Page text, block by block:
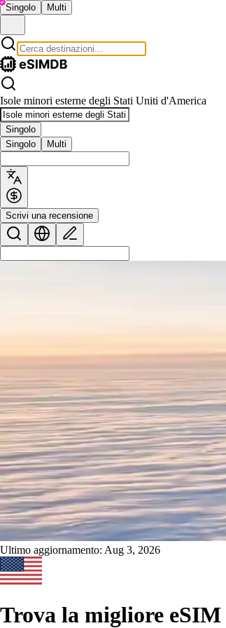
Singolo Multi
Isole minori esterne degli Stati Uniti d'America
Singolo
Singolo
Multi
Scrivi una recensione
Ultimo aggiornamento: Aug 3, 2026
Trova la migliore